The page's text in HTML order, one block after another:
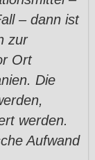
– dann ist
zur
Ort
Die
werden.
Aufwand